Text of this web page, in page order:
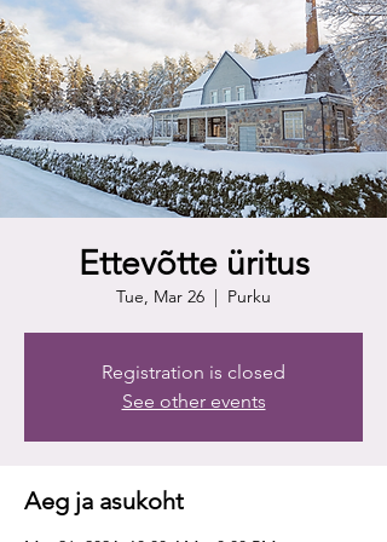
Ettevõtte üritus
Tue, Mar 26
  |
Purku
Registration is closed
See other events
Aeg ja asukoht